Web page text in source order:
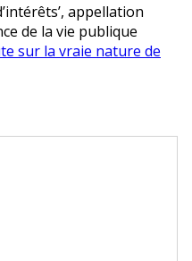
appellation
de la vie publique
sur la vraie nature de